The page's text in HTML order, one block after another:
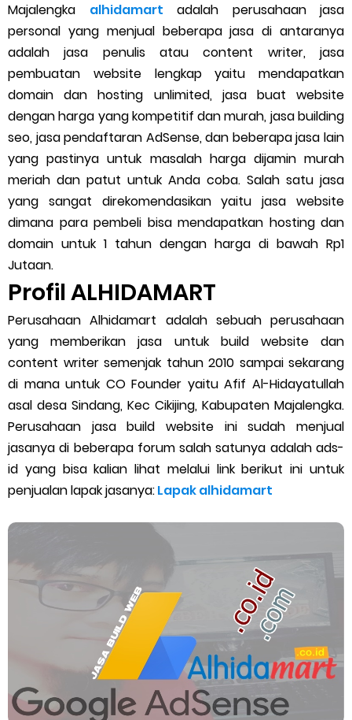
5 Biaya Potongan Shopee Food yang Perlu Kamu Ketahui
10 Cara Jitu Autobid Untuk Lala Motor dan Mobil 2023
Batas Saldo Untuk Akun Gopay Biasa dan Upgrade
Cara Mudah Melihat QR dan Barcode Shopeepay
Enroute Drop: Arti dan Penjelasan Resi Gosend
Cara Transfer Gopay ke Shopeepay Tanpa Potongan
Cara Ping Server Shopee Food 2022
Cara Menghubungi CS Lalamove dan Jam Operasionalnya
Cara Mengatasi Aplikasi Gojek Mengalami Gangguan
DNS Server Gojek Driver Terbaru 2026: Panduan Lengkap DNS
Server Gojek Terbaru dan IP Server GoPartner Gojek
Sunday, 9 August
Majalengka alhidamart
adalah perusahaan jasa
personal yang menjual beberapa jasa di antaranya
adalah jasa penulis atau content writer, jasa
pembuatan website lengkap yaitu mendapatkan
domain dan hosting unlimited, jasa buat website
dengan harga yang kompetitif dan murah, jasa building
seo, jasa pendaftaran AdSense, dan beberapa jasa lain
yang pastinya untuk masalah harga dijamin murah
meriah dan patut untuk Anda coba. Salah satu jasa
yang sangat direkomendasikan yaitu jasa website
dimana para pembeli bisa mendapatkan hosting dan
domain untuk 1 tahun dengan harga di bawah Rp1
Jutaan.
Profil ALHIDAMART
Perusahaan Alhidamart adalah sebuah perusahaan
yang memberikan jasa untuk build website dan
content writer semenjak tahun 2010 sampai sekarang
di mana untuk CO Founder yaitu Afif Al-Hidayatullah
asal desa Sindang, Kec Cikijing, Kabupaten Majalengka.
Perusahaan jasa build website ini sudah menjual
jasanya di beberapa forum salah satunya adalah ads-
id yang bisa kalian lihat melalui link berikut ini untuk
penjualan lapak jasanya:Lapak alhidamart